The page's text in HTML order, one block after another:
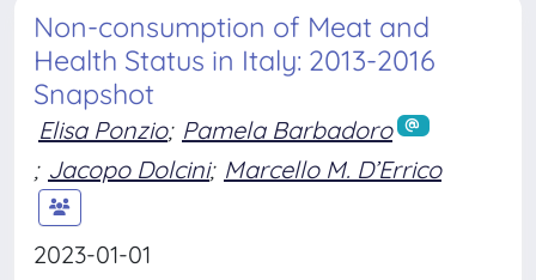
Non-consumption of Meat and
Health Status in Italy: 2013-2016
Snapshot
Elisa Ponzio; Pamela Barbadoro
; Jacopo Dolcini; Marcello M. D’Errico
2023-01-01